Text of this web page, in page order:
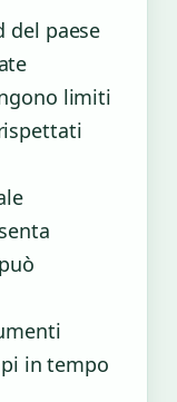
del paese
limiti
in tempo